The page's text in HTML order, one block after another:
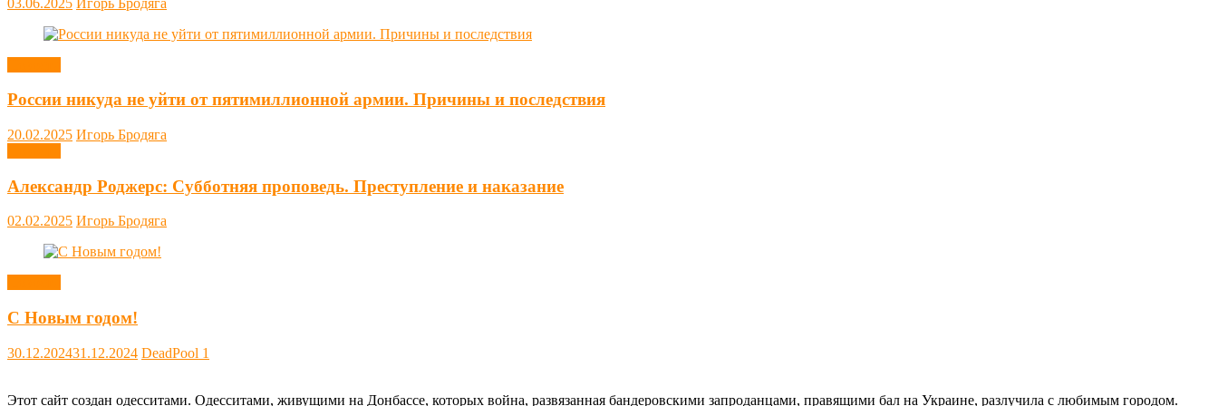
России никуда не уйти от пятимиллионной армии. Причины и последствия
20.02.2025 Игорь Бродяга
Александр Роджерс: Субботняя проповедь. Преступление и наказание
02.02.2025 Игорь Бродяга
С Новым годом!
30.12.202431.12.2024 DeadPool 1
Этот сайт создан одесситами. Одесситами, живущими на Донбассе, которых война, развязанная бандеровскими запроданцами, правящими бал на Украине, разлучила с любимым городом.